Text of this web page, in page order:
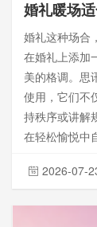
婚礼这种场合
在婚礼上添加
美的格调。思
使用，它们不
持秩序或讲解
在轻松愉悦中
2026-07-